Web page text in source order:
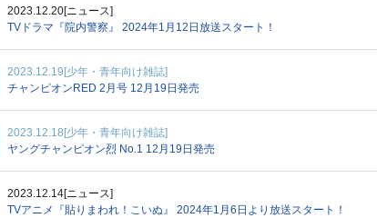
2023.12.20[ニュース]
TVドラマ『院内警察』 2024年1月12日放送スタート！
2023.12.19 [少年・青年向け雑誌]
チャンピオンRED 2月号 12月19日発売
2023.12.18 [少年・青年向け雑誌]
ヤングチャンピオン烈 No.1 12月19日発売
2023.12.14[ニュース]
TVアニメ『貼りまわれ！こいぬ』 2024年1月6日より放送スタート！